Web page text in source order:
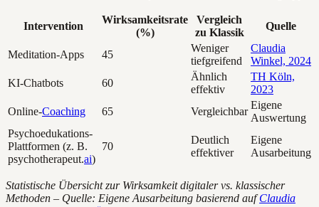
Intervention
Wirksamkeitsrate
(%)
Vergleich
zu Klassik
Quelle
Meditation-Apps 45
Weniger
tiefgreifend
Claudia
Winkel, 2024
KI-Chatbots
60
Ähnlich
effektiv
TH Köln,
2023
Online-Coaching 65 Vergleichbar
Eigene
Auswertung
Psychoedukations-
Plattformen (z. B.
psychotherapeut.ai)
70
Deutlich
effektiver
Eigene
Ausarbeitung
Statistische Übersicht zur Wirksamkeit digitaler vs. klassischer
Methoden – Quelle: Eigene Ausarbeitung basierend aufClaudia